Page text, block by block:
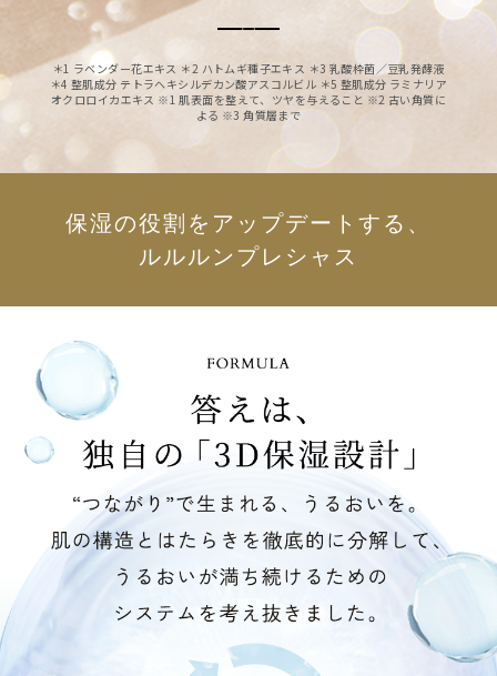
＊1 ラベンダー花エキス ＊2 ハトムギ種⼦エキス ＊3 乳酸枠菌／⾖乳発酵液
＊4 整肌成分 テトラヘキシルデカン酸アスコルビル ＊5 整肌成分 ラミナリア
オクロロイカエキス ※1 肌表⾯を整えて、ツヤを与えること ※2 古い⾓質に
よる ※3 ⾓質層まで
保湿の役割をアップデートする、
ルルルンプレシャス